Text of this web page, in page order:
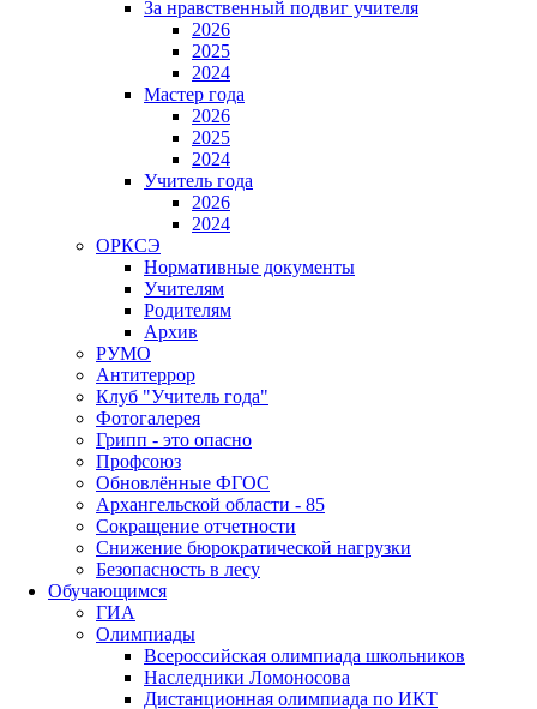
За нравственный подвиг учителя
2026
2025
2024
Мастер года
2026
2025
2024
Учитель года
2026
2024
ОРКСЭ
Нормативные документы
Учителям
Родителям
Архив
РУМО
Антитеррор
Клуб "Учитель года"
Фотогалерея
Грипп - это опасно
Профсоюз
Обновлённые ФГОС
Архангельской области - 85
Сокращение отчетности
Снижение бюрократической нагрузки
Безопасность в лесу
Обучающимся
ГИА
Олимпиады
Всероссийская олимпиада школьников
Наследники Ломоносова
Дистанционная олимпиада по ИКТ